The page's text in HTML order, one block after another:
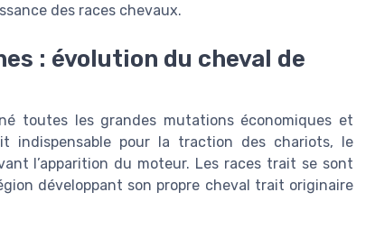
des races chevaux.
: évolution du cheval de
toutes les grandes mutations économiques et
indispensable pour la traction des chariots, le
l’apparition du moteur. Les races trait se sont
développant son propre cheval trait originaire